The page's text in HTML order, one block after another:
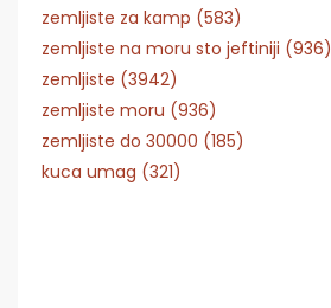
zemljiste za kamp (583)
zemljiste na moru sto jeftiniji (936)
zemljiste (3942)
zemljiste moru (936)
zemljiste do 30000 (185)
kuca umag (321)